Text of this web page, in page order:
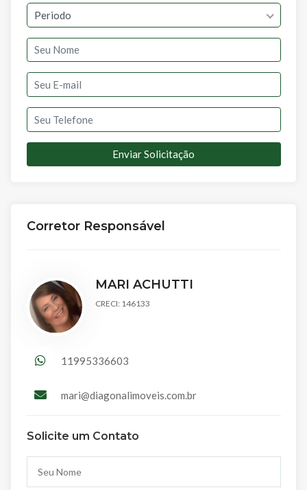
Periodo
Enviar Solicitação
Corretor Responsável
MARI ACHUTTI
CRECI: 146133
11995336603
mari@diagonalimoveis.com.br
Solicite um Contato